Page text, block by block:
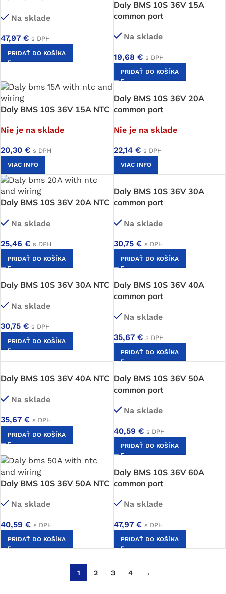
Na sklade
47,97 € s DPH
PRIDAŤ DO KOŠÍKA
Daly BMS 10S 36V 15A
common port
Na sklade
19,68 € s DPH
PRIDAŤ DO KOŠÍKA
Daly BMS 10S 36V 15A NTC
Nie je na sklade
20,30 € s DPH
VIAC INFO
Daly BMS 10S 36V 20A
common port
Nie je na sklade
22,14 € s DPH
VIAC INFO
Daly BMS 10S 36V 20A NTC
Na sklade
25,46 € s DPH
PRIDAŤ DO KOŠÍKA
Daly BMS 10S 36V 30A
common port
Na sklade
30,75 € s DPH
PRIDAŤ DO KOŠÍKA
Daly BMS 10S 36V 30A NTC
Na sklade
30,75 € s DPH
PRIDAŤ DO KOŠÍKA
Daly BMS 10S 36V 40A
common port
Na sklade
35,67 € s DPH
PRIDAŤ DO KOŠÍKA
Daly BMS 10S 36V 40A NTC
Na sklade
35,67 € s DPH
PRIDAŤ DO KOŠÍKA
Daly BMS 10S 36V 50A
common port
Na sklade
40,59 € s DPH
PRIDAŤ DO KOŠÍKA
Daly BMS 10S 36V 50A NTC
Na sklade
40,59 € s DPH
PRIDAŤ DO KOŠÍKA
Daly BMS 10S 36V 60A
common port
Na sklade
47,97 € s DPH
PRIDAŤ DO KOŠÍKA
1 2 3 4 →